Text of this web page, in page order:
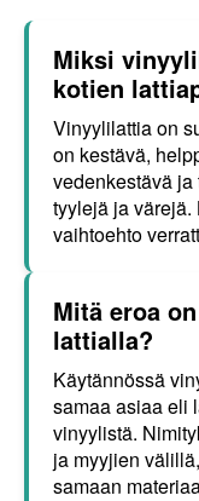
Miksi
kotien
Vinyylilattia on
on kestävä,
vedenkestävä
tyylejä ja
vaihtoehto
Mitä eroa
lattialla?
Käytännössä
samaa asiaa eli
vinyylistä.
ja myyjien
samaan